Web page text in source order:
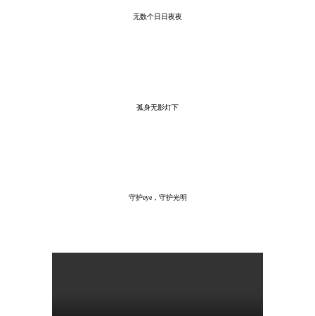
无数个日日夜夜
孤身无影灯下
守护eye，守护光明